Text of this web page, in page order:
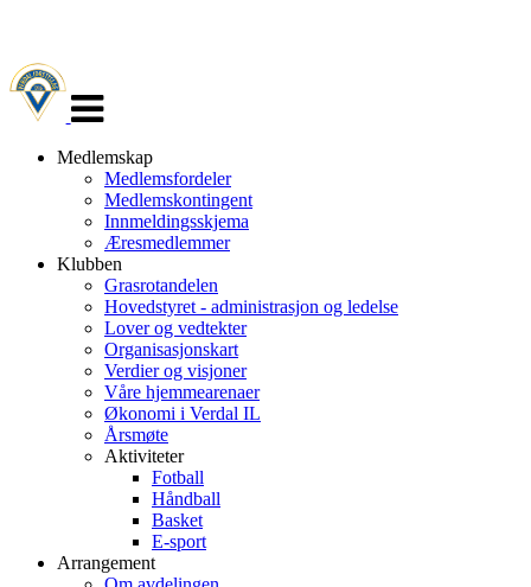
navigasjon
Medlemskap
Medlemsfordeler
Medlemskontingent
Innmeldingsskjema
Æresmedlemmer
Klubben
Grasrotandelen
Hovedstyret - administrasjon og ledelse
Lover og vedtekter
Organisasjonskart
Verdier og visjoner
Våre hjemmearenaer
Økonomi i Verdal IL
Årsmøte
Aktiviteter
Fotball
Håndball
Basket
E-sport
Arrangement